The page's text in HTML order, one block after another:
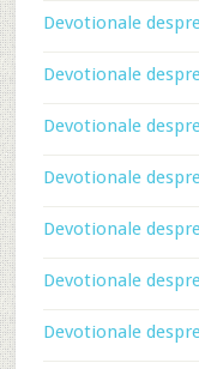
Devotionale
Devotionale
Devotionale
Devotionale
Devotionale
Devotionale
Devotionale